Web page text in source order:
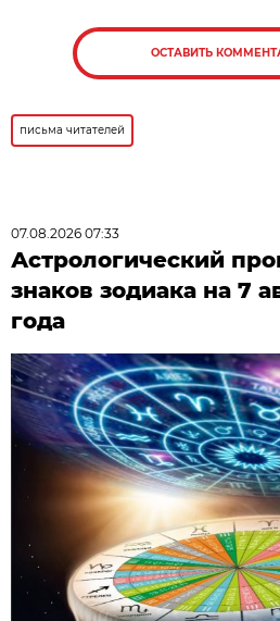
ОСТАВИТЬ
письма читателей
07.08.2026 07:33
Астрологический
знаков зодиака на 7
года